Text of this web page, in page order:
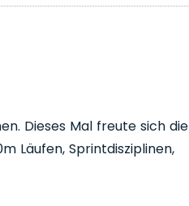
Dieses Mal freute sich die
Läufen, Sprintdisziplinen,